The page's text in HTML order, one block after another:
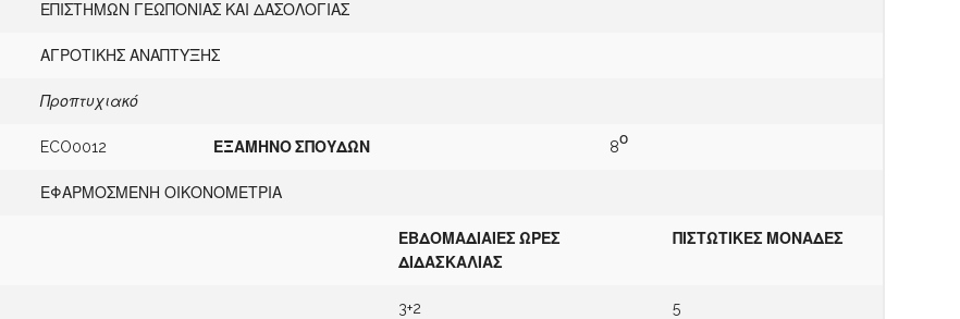
ΕΠΙΣΤΗΜΩΝ ΓΕΩΠΟΝΙΑΣ ΚΑΙ ΔΑΣΟΛΟΓΙΑΣ
ΑΓΡΟΤΙΚΗΣ ΑΝΑΠΤΥΞΗΣ
Προπτυχιακό
ECO0012 ΕΞΑΜΗΝΟ ΣΠΟΥΔΩΝ 8ο
ΕΦΑΡΜΟΣΜΕΝΗ ΟΙΚΟΝΟΜΕΤΡΙΑ
ΕΒΔΟΜΑΔΙΑΙΕΣ ΩΡΕΣ
ΔΙΔΑΣΚΑΛΙΑΣ
Π ΙΣΤΩΤΙΚΕΣ ΜΟΝΑΔΕΣ
3+2 5